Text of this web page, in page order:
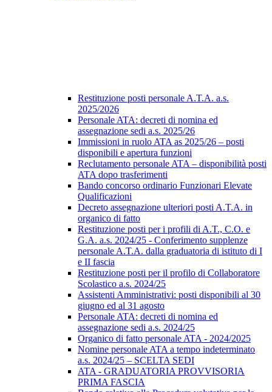
Restituzione posti personale A.T.A. a.s.
2025/2026
Personale ATA: decreti di nomina ed
assegnazione sedi a.s. 2025/26
Immissioni in ruolo ATA as 2025/26 – posti
disponibili e apertura funzioni
Reclutamento personale ATA – disponibilità posti
ATA dopo trasferimenti
Bando concorso ordinario Funzionari Elevate
Qualificazioni
Decreto assegnazione ulteriori posti A.T.A. in
organico di fatto
Restituzione posti per i profili di A.T., C.O. e
G.A. a.s. 2024/25 - Conferimento supplenze
personale A.T.A. dalla graduatoria di istituto di I
e II fascia
Restituzione posti per il profilo di Collaboratore
Scolastico a.s. 2024/25
Assistenti Amministrativi: posti disponibili al 30
giugno ed al 31 agosto
Personale ATA: decreti di nomina ed
assegnazione sedi a.s. 2024/25
Organico di fatto personale ATA - 2024/2025
Nomine personale ATA a tempo indeterminato
a.s. 2024/25 – SCELTA SEDI
ATA - GRADUATORIA PROVVISORIA
PRIMA FASCIA